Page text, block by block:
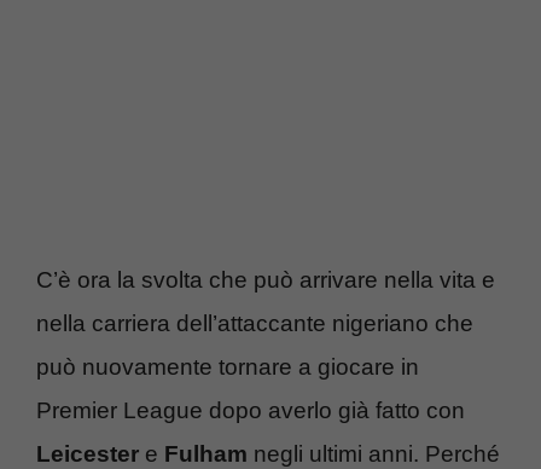
C’è ora la svolta che può arrivare nella vita e
nella carriera dell’attaccante nigeriano che
può nuovamente tornare a giocare in
Premier League dopo averlo già fatto con
Leicester e Fulham negli ultimi anni. Perché